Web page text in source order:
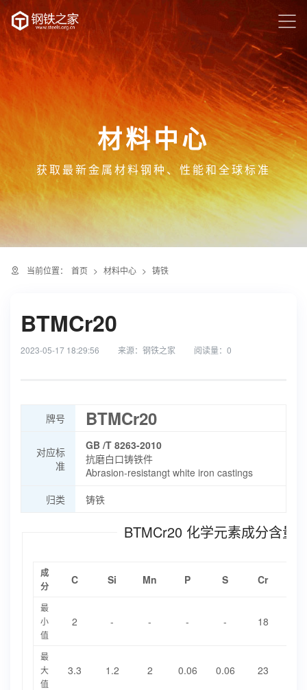
材料中心
获取最新金属材料钢种、性能和全球标准
当前位置： 首页 > 材料中心 > 铸铁
BTMCr20
2023-05-17 18:29:56 来源：钢铁之家 阅读量： 0
牌号 BTMCr20
对应标
准
GB /T 8263-2010
抗磨白口铸铁件
Abrasion-resistangt white iron castings
归类
铸铁
BTMCr20 化学元素成分含量
成
分
C Si Mn P S Cr
最
小
值
2 - - - - 18
最
大
值
3.3 1.2 2 0.06 0.06 23